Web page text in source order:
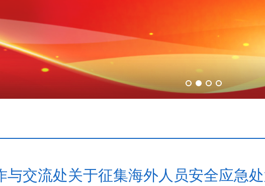
与交流处关于征集海外人员安全应急